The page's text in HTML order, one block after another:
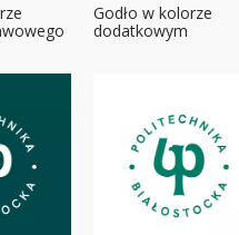
Godło w kolorze
dodatkowym